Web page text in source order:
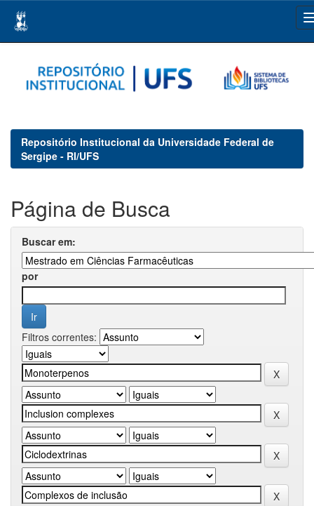
navigation
Repositório Institucional da Universidade Federal de
Sergipe - RI/UFS
Página de Busca
Buscar em:
por
Filtros correntes: